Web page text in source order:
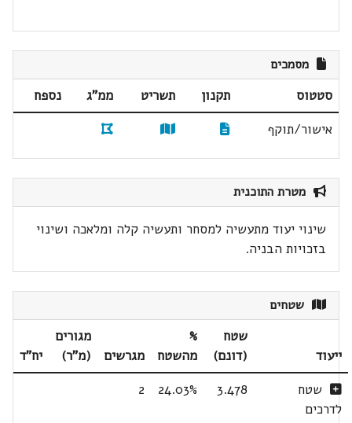
מסמכים
סטטוס תקנון תשריט ממ"ג
נספח
אישור/תוקף
מטרת התוכנית
שינוי יעוד מתעשיה למסחר ותעשיה קלה ומלאכה ושינוי
בזכויות הבניה.
שטחים
ייעוד
שטח
(דונם)
%
מהשטח
מגרשים
מגורים
(מ"ר)
יח"ד
שטח
לדרכים
3.478
24.03%
2